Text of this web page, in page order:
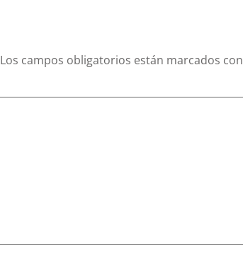
Los campos obligatorios están marcados con